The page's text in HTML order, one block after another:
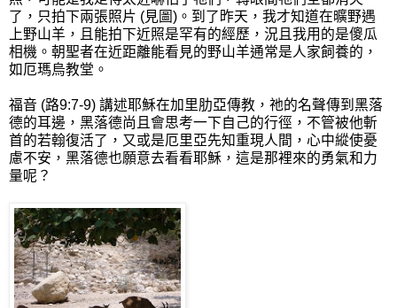
了，只拍下兩張照片 (見圖)。到了昨天，我才知道在曠野遇
上野山羊，且能拍下近照是罕有的經歷，況且我用的是傻瓜
相機。朝聖者在近距離能看見的野山羊通常是人家飼養的，
如厄瑪烏教堂。
福音 (路9:7-9) 講述耶穌在加里肋亞傳教，祂的名聲傳到黑落
德的耳邊，黑落德尚且會思考一下自己的行徑，不管被他斬
首的若翰復活了，又或是厄里亞先知重現人間，心中縱使憂
慮不安，黑落德也願意去看看耶穌，這是那裡來的勇氣和力
量呢？